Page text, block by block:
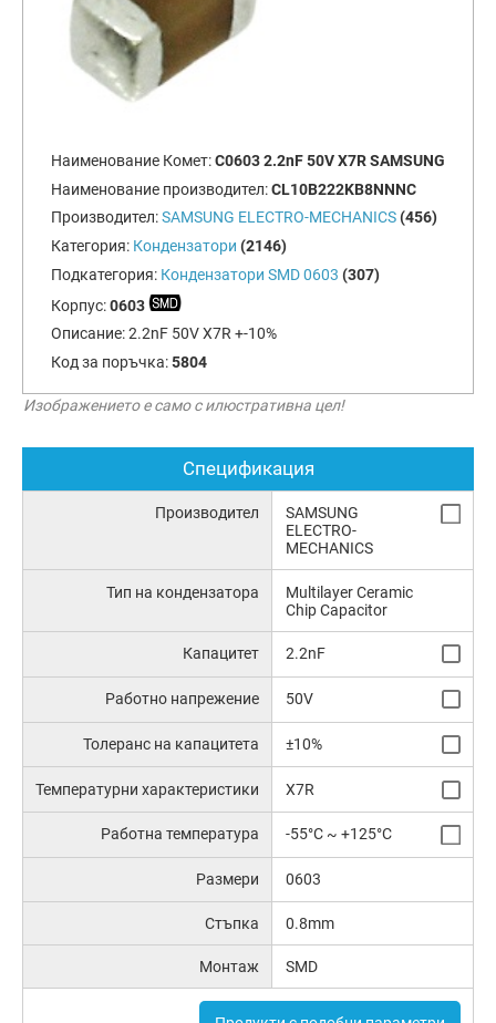
Наименование Комет:C0603 2.2nF 50V X7R SAMSUNG
Наименование производител:CL10B222KB8NNNC
Производител:SAMSUNG ELECTRO-MECHANICS(456)
Категория: Кондензатори (2146)
Подкатегория: Кондензатори SMD 0603 (307)
Корпус:0603
Описание:2.2nF 50V X7R +-10%
Код за поръчка:5804
Изображението е само с илюстративна цел!
Спецификация
Производител
SAMSUNG
ELECTRO-
MECHANICS
Тип на кондензатора
Multilayer Ceramic
Chip Capacitor
Капацитет 2.2nF
Работно напрежение 50V
Толеранс на капацитета ±10%
Температурни характеристики X7R
Работна температура -55°C ~ +125°C
Размери 0603
Стъпка 0.8mm
Монтаж SMD